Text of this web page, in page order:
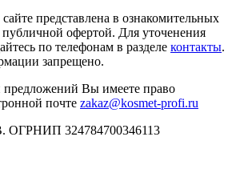
представлена в ознакомительных
публичной офертой. Для уточенения
по телефонам в разделе контакты.
запрещено.
предложений Вы имеете право
почте zakaz@kosmet-profi.ru
ОГРНИП 324784700346113